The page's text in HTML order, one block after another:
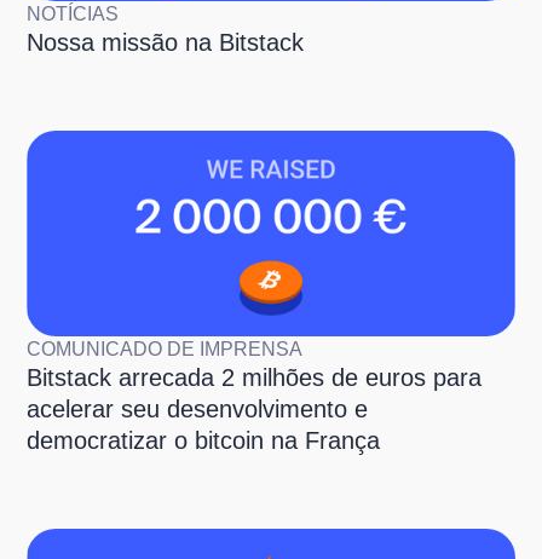
NOTÍCIAS
Nossa missão na Bitstack
COMUNICADO DE IMPRENSA
Bitstack arrecada 2 milhões de euros para
acelerar seu desenvolvimento e
democratizar o bitcoin na França